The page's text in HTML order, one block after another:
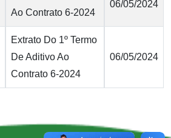
Ao Contrato 6-2024
06/05/2024
Extrato Do 1º Termo
De Aditivo Ao
Contrato 6-2024
06/05/2024